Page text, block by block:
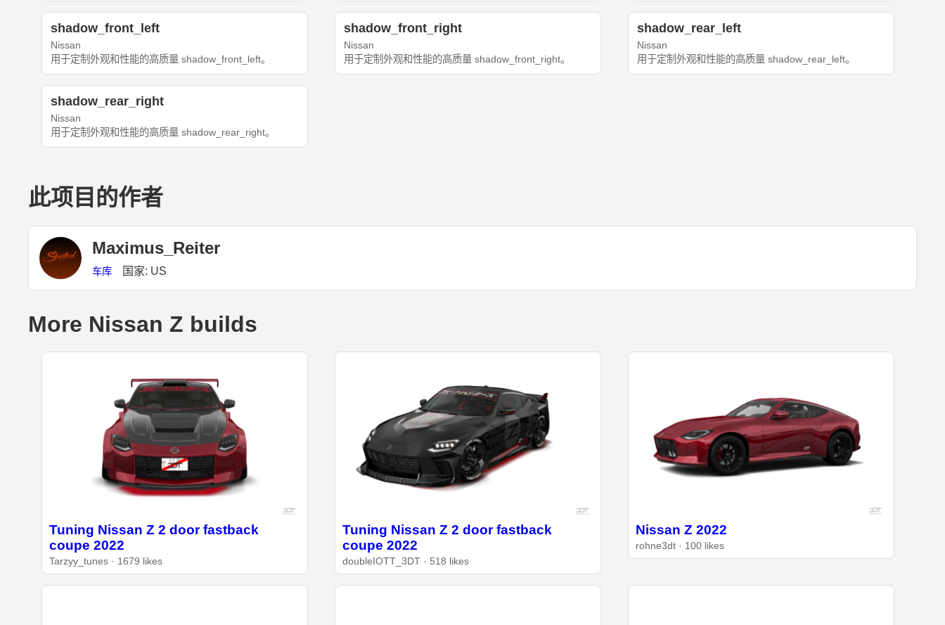
shadow_front_left
Nissan
用于定制外观和性能的高质量 shadow_front_left。
shadow_front_right
Nissan
用于定制外观和性能的高质量 shadow_front_right。
shadow_rear_left
Nissan
用于定制外观和性能的高质量 shadow_rear_left。
shadow_rear_right
Nissan
用于定制外观和性能的高质量 shadow_rear_right。
此项目的作者
Maximus_Reiter
车库 国家: US
More Nissan Z builds
Tuning Nissan Z 2 door fastback
coupe 2022
Tarzyy_tunes · 1679 likes
Tuning Nissan Z 2 door fastback
coupe 2022
doubleIOTT_3DT · 518 likes
Nissan Z 2022
rohne3dt · 100 likes